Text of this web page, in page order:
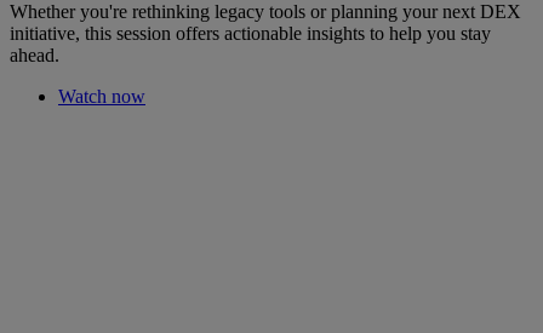
Whether you're rethinking legacy tools or planning your next DEX
initiative, this session offers actionable insights to help you stay
ahead.
Watch now